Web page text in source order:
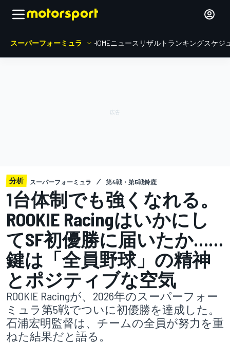
スーパーフォーミュラ HOMEニュース リザルト ランキングスケジ
分析 スーパーフォーミュラ 第4戦・第5戦鈴鹿
1台体制でも強くなれる。
ROOKIE Racingはいかにし
てSF初優勝に届いたか……
鍵は「全員野球」の精神
とポジティブな空気
ROOKIE Racingが、2026年のスーパーフォー
ミュラ第5戦でついに初優勝を達成した。
石浦宏明監督は、チームの全員が努力を重
ねた結果だと語る。